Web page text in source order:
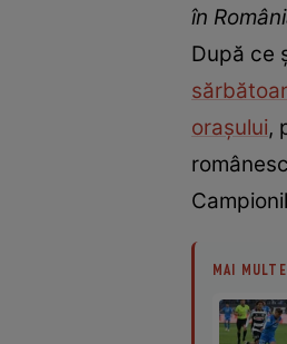
în
După ce
orașului,
MAI